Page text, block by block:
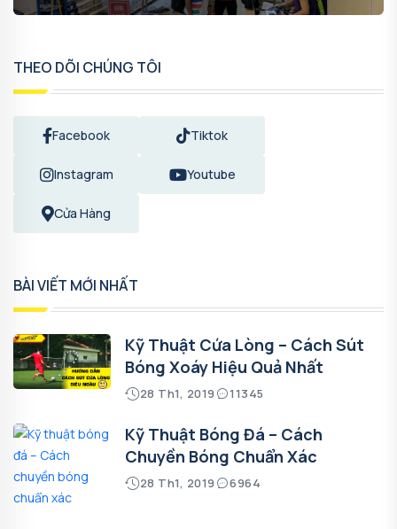
THEO DÕI CHÚNG TÔI
Facebook Tiktok
Instagram Youtube
Cửa Hàng
BÀI VIẾT MỚI NHẤT
Kỹ Thuật Cứa Lòng – Cách Sút
Bóng Xoáy Hiệu Quả Nhất
28 Th1, 2019 11345
Kỹ Thuật Bóng Đá – Cách
Chuyền Bóng Chuẩn Xác
28 Th1, 2019 6964